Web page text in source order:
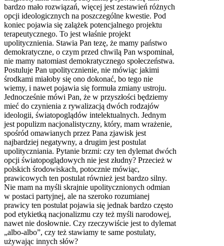
bardzo mało rozwiązań, więcej jest zestawień różnych
opcji ideologicznych na poszczególne kwestie. Pod
koniec pojawia się zalążek potencjalnego projektu
terapeutycznego. To jest właśnie projekt
upolitycznienia. Stawia Pan tezę, że mamy państwo
demokratyczne, o czym przed chwilą Pan wspominał,
nie mamy natomiast demokratycznego społeczeństwa.
Postuluje Pan upolitycznienie, nie mówiąc jakimi
środkami miałoby się ono dokonać, bo tego nie
wiemy, i nawet pojawia się formuła zmiany ustroju.
Jednocześnie mówi Pan, że w przyszłości będziemy
mieć do czynienia z rywalizacją dwóch rodzajów
ideologii, światopoglądów intelektualnych. Jednym
jest populizm nacjonalistyczny, który, mam wrażenie,
spośród omawianych przez Pana zjawisk jest
najbardziej negatywny, a drugim jest postulat
upolityczniania. Pytanie brzmi: czy ten dylemat dwóch
opcji światopoglądowych nie jest złudny? Przecież w
polskich środowiskach, potocznie mówiąc,
prawicowych ten postulat również jest bardzo silny.
Nie mam na myśli skrajnie upolitycznionych odmian
w postaci partyjnej, ale na szeroko rozumianej
prawicy ten postulat pojawia się jednak bardzo często
pod etykietką nacjonalizmu czy też myśli narodowej,
nawet nie dosłownie. Czy rzeczywiście jest to dylemat
„albo-albo”, czy też stawiamy te same postulaty,
używając innych słów?